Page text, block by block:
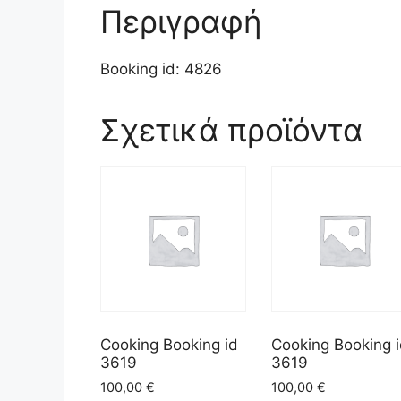
Περιγραφή
Booking id: 4826
Σχετικά προϊόντα
Cooking Booking id
3619
100,00 €
Cooking Booking
3619
100,00€